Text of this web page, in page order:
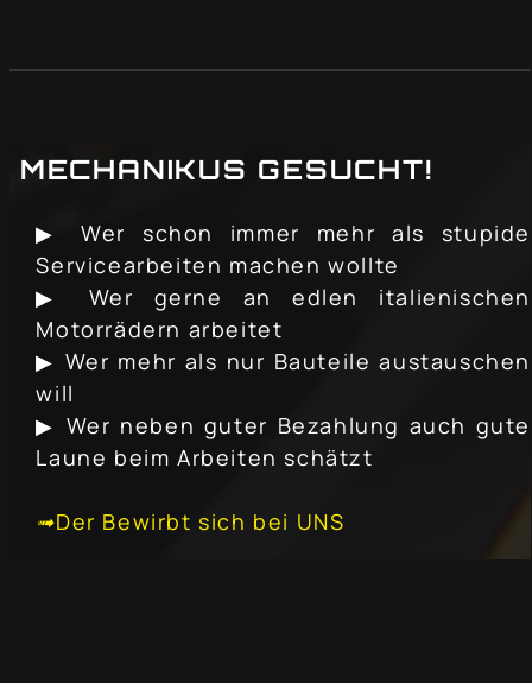
MECHANIKUS GESUCHT!
▶ Wer schon immer mehr als stupide
Servicearbeiten machen wollte
▶ Wer gerne an edlen italienischen
Motorrädern arbeitet
▶ Wer mehr als nur Bauteile austauschen
will
▶ Wer neben guter Bezahlung auch gute
Laune beim Arbeiten schätzt
➟Der Bewirbt sich bei UNS